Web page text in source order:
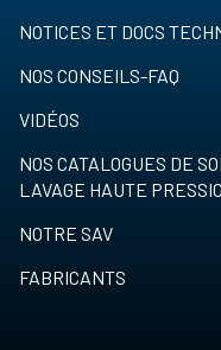
NOTICES ET DOCS
NOS CONSEILS-FAQ
VIDÉOS
NOS CATALOGUES DE
LAVAGE HAUTE
NOTRE SAV
FABRICANTS